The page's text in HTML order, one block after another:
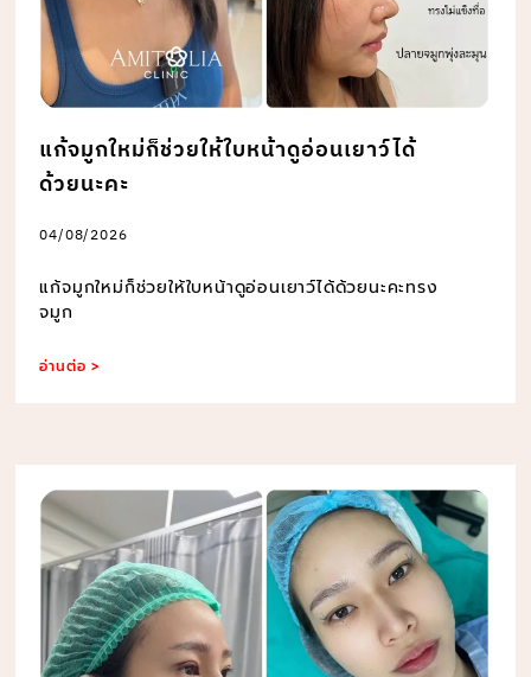
แก้จมูกใหม่ก็ช่วยให้ใบหน้าดูอ่อนเยาว์ได้
ด้วยนะคะ
04/08/2026
แก้จมูกใหม่ก็ช่วยให้ใบหน้าดูอ่อนเยาว์ได้ด้วยนะคะทรง
จมูก
อ่านต่อ >